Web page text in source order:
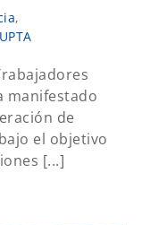
,
UPTA
manifestado
de
el objetivo
[...]